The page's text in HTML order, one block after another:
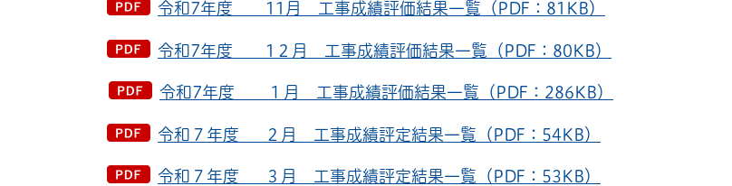
令和7年度 11月 工事成績評価結果一覧（PDF：81KB）
令和7年度 1２月 工事成績評価結果一覧（PDF：80KB）
令和7年度 １月 工事成績評価結果一覧（PDF：286KB）
令和７年度 ２月 工事成績評定結果一覧（PDF：54KB）
令和７年度 ３月 工事成績評定結果一覧（PDF：53KB）